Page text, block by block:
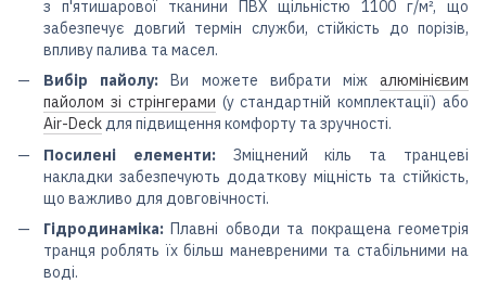
з п'ятишарової тканини ПВХ щільністю 1100 г/м², що
забезпечує довгий термін служби, стійкість до порізів,
впливу палива та масел.
Вибір пайолу:Ви можете вибрати міжалюмінієвим
пайолом зі стрінгерами (у стандартній комплектації) або
Air-Deckдля підвищення комфорту та зручності.
Посилені елементи:Зміцнений кіль та транцеві
накладки забезпечують додаткову міцність та стійкість,
що важливо для довговічності.
Гідродинаміка:Плавні обводи та покращена геометрія
транця роблять їх більш маневреними та стабільними на
воді.